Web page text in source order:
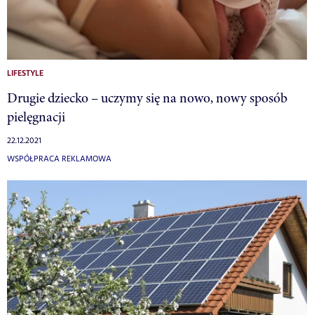
LIFESTYLE
Drugie dziecko – uczymy się na nowo, nowy sposób
pielęgnacji
22.12.2021
WSPÓŁPRACA REKLAMOWA